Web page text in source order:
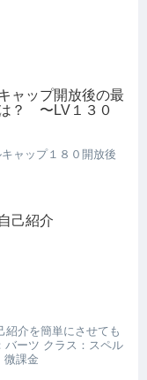
ャップ開放後の最
？ 〜LV１３０
ャップ１８０開放後
己紹介
紹介を簡単にさせても
ーツ クラス：スペル
微課金